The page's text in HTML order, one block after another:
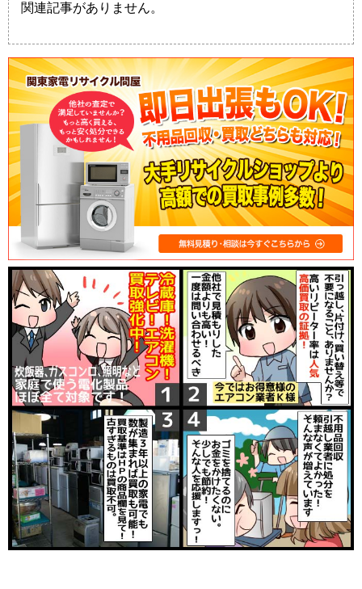
関連記事がありません。